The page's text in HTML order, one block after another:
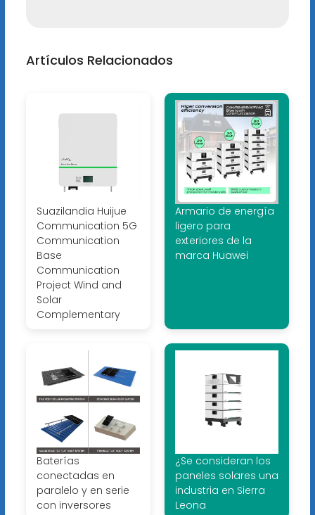
Artículos Relacionados
Suazilandia Huijue
Communication 5G
Communication
Base
Communication
Project Wind and
Solar
Complementary
Armario de energía
ligero para
exteriores de la
marca Huawei
Baterías
conectadas en
paralelo y en serie
con inversores
¿Se consideran los
paneles solares una
industria en Sierra
Leona